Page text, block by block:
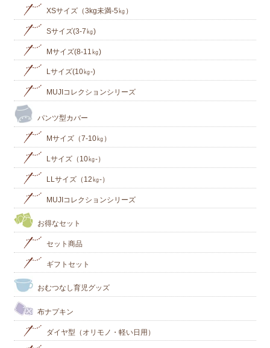
XSサイズ（3kg未満-5㎏）
Sサイズ(3-7㎏)
Mサイズ(8-11㎏)
Lサイズ(10㎏‐)
MUJIコレクションシリーズ
パンツ型カバー
Mサイズ（7-10㎏）
Lサイズ（10㎏-）
LLサイズ（12㎏-）
MUJIコレクションシリーズ
お得なセット
セット商品
ギフトセット
おむつなし育児グッズ
布ナプキン
ダイヤ型（オリモノ・軽い日用）